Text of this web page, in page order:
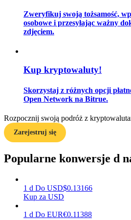
Strategie handlowe
Dowiedz się, jak zachować
Zweryfikuj swoją tożsamość,
osobowe i przesyłając ważny
zdjęciem.
Kup kryptowaluty!
Skorzystaj z różnych opcji
Open Network na Bitrue.
Rozpocznij swoją podróż z
Zarejestruj się
Popularne konwersje d
1 d Do USD$0.13166
Kup za USD
1 d Do EUR€0.11388